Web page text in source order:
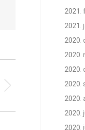
2021.
2021.
2020.
2020.
2020.
2020.
2020.
2020.
2020.